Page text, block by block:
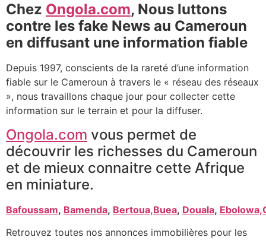
Chez Ongola.com, Nous luttons
contre les fake News au Cameroun
en diffusant une information fiable
Depuis 1997, conscients de la rareté d’une information
fiable sur le Cameroun à travers le « réseau des réseaux
», nous travaillons chaque jour pour collecter cette
information sur le terrain et pour la diffuser.
Ongola.com vous permet de
découvrir les richesses du Cameroun
et de mieux connaitre cette Afrique
en miniature.
Bafoussam, Bamenda, Bertoua,Buea, Douala, Ebolowa,
Retrouvez toutes nos annonces immobilières pour les